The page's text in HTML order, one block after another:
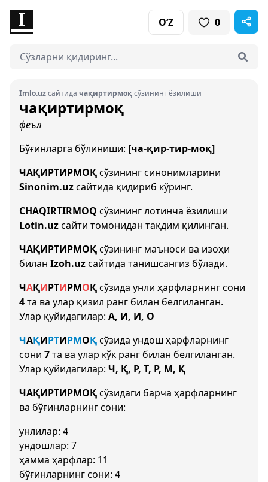
O‘Z 0
Imlo.uzсайтида чақиртирмоқсўзининг ёзилиши
чақиртирмоқ
феъл
Бўғинларга бўлиниши: [ча-қир-тир-моқ]
ЧАҚИРТИРМОҚсўзининг синонимларини
Sinonim.uzсайтида қидириб кўринг.
CHAQIRTIRMOQ сўзининг лотинча ёзилиши
Lotin.uzсайти томонидан тақдим қилинган.
ЧАҚИРТИРМОҚсўзининг маъноси ва изоҳи
билан Izoh.uzсайтида танишсангиз бўлади.
ЧАҚИРТИРМОҚсўзида унли ҳарфларнинг сони
4та ва улар қизил ранг билан белгиланган.
Улар қуйидагилар: А, И, И, О
ЧАҚИРТИРМОҚсўзида ундош ҳарфларнинг
сони 7та ва улар кўк ранг билан белгиланган.
Улар қуйидагилар: Ч, Қ, Р, Т, Р, М, Қ
ЧАҚИРТИРМОҚсўзидаги барча ҳарфларнинг
ва бўғинларнинг сони:
унлилар: 4
ундошлар: 7
ҳамма ҳарфлар: 11
бўғинларнинг сони: 4